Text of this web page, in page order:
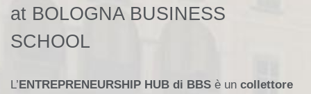
at BOLOGNA BUSINESS
SCHOOL
L’ENTREPRENEURSHIP HUB di BBS è un collettore